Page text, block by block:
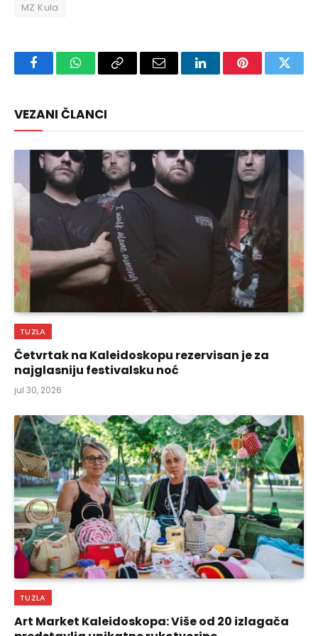
MZ Kula
FacebookWhatsAppCopy
Email LinkedInPinterest
VEZANI ČLANCI
TUZLA
Četvrtak na Kaleidoskopu rezervisan je za
najglasniju festivalsku noć
jul 30, 2026
TUZLA
Art Market Kaleidoskopa: Više od 20 izlagača